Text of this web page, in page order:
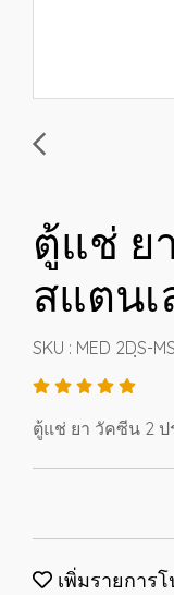
ตู้แช่ ย
สแตนเ
SKU : MED 2DฺS-MS
ตู้แช่ ยา วัคซีน 2 ป
เพิ่มรายการ